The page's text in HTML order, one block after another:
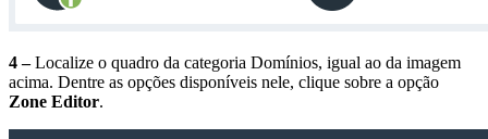
4 –Localize o quadro da categoria Domínios, igual ao da imagem
acima. Dentre as opções disponíveis nele, clique sobre a opção
Zone Editor.